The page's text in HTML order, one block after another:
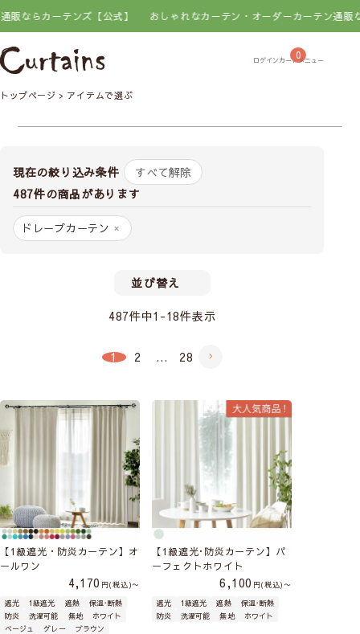
カーテンズ【公式】 おしゃれなカーテン・オーダーカーテン通販ならカ
0
トップページ アイテムで選ぶ
現在の絞り込み条件
すべて解除
487件の商品があります
ドレープカーテン ×
並び替え
487件中1 -18件表示
1 2 … 28
【1級遮光・防炎カーテン】オ
ールワン
4,170 税込 〜
遮光
1級遮光 遮熱
保温･断熱
防炎
洗濯可能 無地
ホワイト
ベージュ
グレー
ブラウン
【1級遮光･防炎カーテン】パ
ーフェクトホワイト
6,100 税込 〜
遮光
1級遮光 遮熱
保温･断熱
防炎
洗濯可能 無地 ホワイト